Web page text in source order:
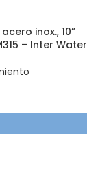
inox., 10”
– Inter Water